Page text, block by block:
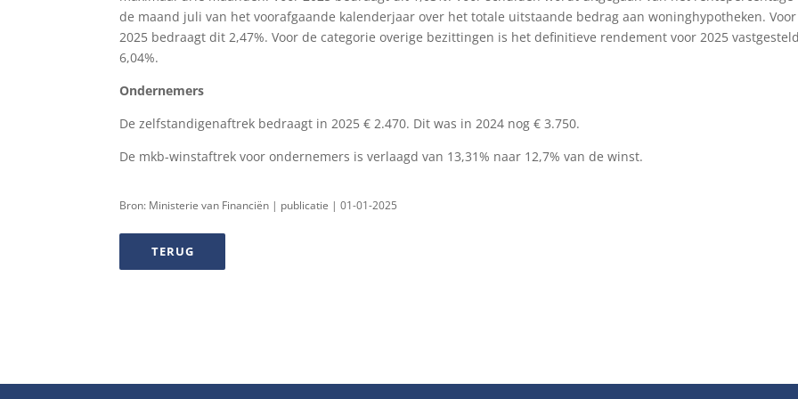
de maand juli van het voorafgaande kalenderjaar over het totale uitstaande bedrag aan woninghypotheken. Voor
2025 bedraagt dit 2,47%. Voor de categorie overige bezittingen is het definitieve rendement voor 2025
6,04%.
Ondernemers
De zelfstandigenaftrek bedraagt in 2025 € 2.470. Dit was in 2024 nog € 3.750.
De mkb-winstaftrek voor ondernemers is verlaagd van 13,31% naar 12,7% van de winst.
Bron: Ministerie van Financiën | publicatie | 01-01-2025
TERUG